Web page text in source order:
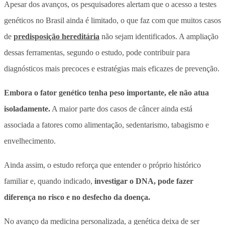
Apesar dos avanços, os pesquisadores alertam que o acesso a testes
genéticos no Brasil ainda é limitado, o que faz com que muitos casos
de predisposição hereditária não sejam identificados. A ampliação
dessas ferramentas, segundo o estudo, pode contribuir para
diagnósticos mais precoces e estratégias mais eficazes de prevenção.
Embora o fator genético tenha peso importante, ele não atua
isoladamente. A maior parte dos casos de câncer ainda está
associada a fatores como alimentação, sedentarismo, tabagismo e
envelhecimento.
Ainda assim, o estudo reforça que entender o próprio histórico
familiar e, quando indicado, investigar o DNA, pode fazer
diferença no risco e no desfecho da doença.
No avanço da medicina personalizada, a genética deixa de ser